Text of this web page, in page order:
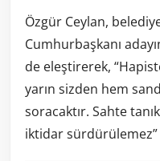
Özgür Ceylan,
Cumhurbaşkanı
de eleştirerek,
yarın sizden hem
soracaktır. Sahte
iktidar sürdürülemez”